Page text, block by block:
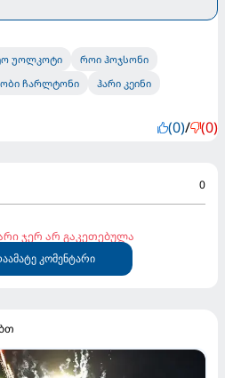
უოლკოტი
როი ჰოჯსონი
ჩარლტონი ჰარი კეინი
(0)/ (0)
0
ჯერ არ გაკეთებულა
კომენტარი